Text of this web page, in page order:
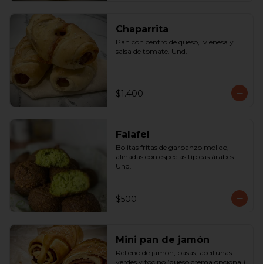
Chaparrita
Pan con centro de queso,  vienesa y
salsa de tomate. Und.
$1.400
Falafel
Bolitas fritas de garbanzo molido,
aliñadas con especias típicas árabes.
Und.
$500
Mini pan de jamón
Relleno de jamón, pasas, aceitunas
verdes y tocino (queso crema opcional)